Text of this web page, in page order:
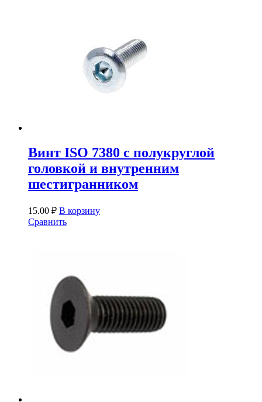
Винт ISO 7380 с полукруглой
головкой и внутренним
шестигранником
15.00 ₽ В корзину
Сравнить